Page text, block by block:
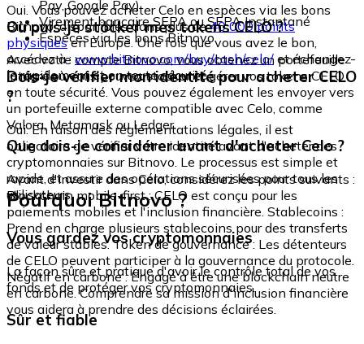
Pay, Google Pay)
Virement bancaire SEPA ou SEPA Instantané
Espèces via les bons Bitnovo
Oui. Vous pouvez acheter Celo en espèces via les bons
Bitnovo, disponibles dans plus de40 000 points
physiquesen Europe. Une fois que vous avez le bon,
accédez à : www.bitnovo.com/buy/cash/celo/ et échangez-
le rapidement et en toute sécurité.
Où puis-je stocker mes tokens CELO ?
Avec votre compte Bitnovo, vous obtenez un portefeuille
intégré où vous pouvez stocker et gérer vos tokens CELO
en toute sécurité. Vous pouvez également les envoyer vers
un portefeuille externe compatible avec Celo, comme
Valora, Metamask ou Ledger.
Dois-je vérifier mon identité pour acheter CELO
?
Oui. En raison des réglementations légales, il est
obligatoire de vérifier votre identité avant d'acheter des
cryptomonnaies sur Bitnovo. Le processus est simple et
rapide, et assure des opérations sécurisées pour tous les
utilisateurs.
Que dois-je considérer avant d'acheter Celo ?
Avant d'investir dans Celo, considérez les points suivants :
Blockchain mobile-first : CELO est conçu pour les
paiements mobiles et l'inclusion financière. Stablecoins :
Prend en charge plusieurs stablecoins pour des transferts
de valeur stables. Token de gouvernance : Les détenteurs
de CELO peuvent participer à la gouvernance du protocole.
Négatif en carbone : Engagé à être une blockchain neutre
en carbone. Comprendre sa mission d'inclusion financière
vous aidera à prendre des décisions éclairées.
Pourquoi Bitnovo ?
Vous gardez vos cryptomonnaies
La façon sûre et pratique d'avoir le contrôle total de vos
fonds et de protéger vos cryptomonnaies.
Sûr et fiable